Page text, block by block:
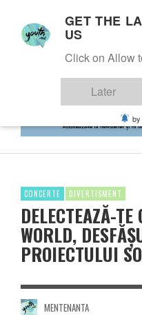
CONCERTE DIVERTISMENT
DELECTEAZĂ-
WORLD,
PROIECTULUI
MENTENANTA
GET THE
US
Click on Allow
Later